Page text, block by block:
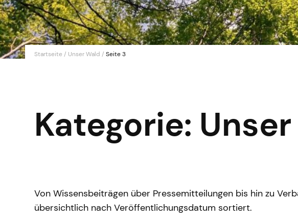
Startseite / Unser Wald /Seite 3
Kategorie:
Von Wissensbeiträgen über Pressemitteilungen bis hin zu
übersichtlich nach Veröffentlichungsdatum sortiert.